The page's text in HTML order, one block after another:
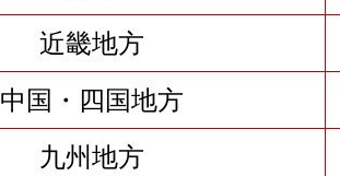
近畿地方
中国・四国地方
九州地方